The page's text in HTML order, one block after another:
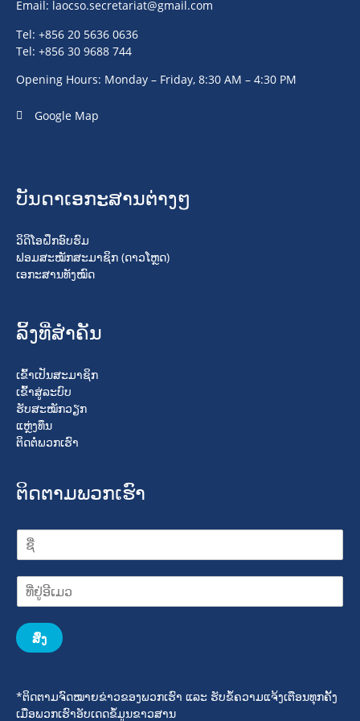
Email: laocso.secretariat@gmail.com
Tel: +856 20 5636 0636
Tel: +856 30 9688 744
Opening Hours: Monday – Friday, 8:30 AM – 4:30 PM
Google Map
ບັນດາເອກະສານຕ່າງໆ
ວິດິໂອຝຶກອົບຮົມ
ຟອມສະໝັກສະມາຊິກ (ດາວໂຫຼດ)
ເອກະສານທັງໝົດ
ລິ້ງທີ່ສໍາຄັນ
ເຂົ້າເປັນສະມາຊິກ
ເຂົ້າສູ່ລະບົບ
ຮັບສະໝັກວຽກ
ແຫຼ່ງທຶນ
ຕິດຕໍ່ພວກເຮົາ
ຕິດຕາມພວກເຮົາ
ສົ່ງ
*ຕິດຕາມຈົດໝາຍຂ່າວຂອງພວກເຮົາ ແລະ ຮັບຂໍ້ຄວາມແຈ້ງເຕືອນທຸກຄັ້ງ
ເມື່ອພວກເຮົາອັບເດດຂໍ້ມູນຂາວສານ